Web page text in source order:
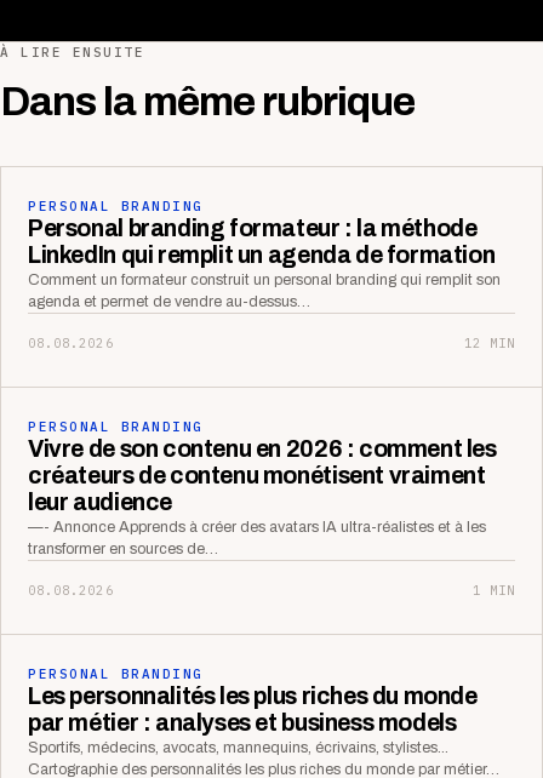
À LIRE ENSUITE
Dans la même rubrique
PERSONAL BRANDING
Personal branding formateur : la méthode
LinkedIn qui remplit un agenda de formation
Comment un formateur construit un personal branding qui remplit son
agenda et permet de vendre au-dessus…
08.08.2026 12 MIN
PERSONAL BRANDING
Vivre de son contenu en 2026 : comment les
créateurs de contenu monétisent vraiment
leur audience
—- Annonce Apprends à créer des avatars IA ultra-réalistes et à les
transformer en sources de…
08.08.2026 1 MIN
PERSONAL BRANDING
Les personnalités les plus riches du monde
par métier : analyses et business models
Sportifs, médecins, avocats, mannequins, écrivains, stylistes...
Cartographie des personnalités les plus riches du monde par métier…